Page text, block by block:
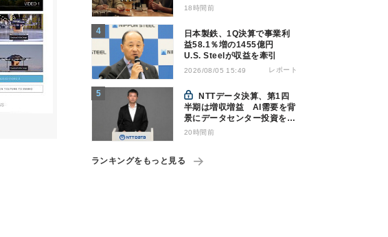
18時間前
日本製鉄、1Q決算で事業利
益58.1％増の1455億円
U.S. Steelが収益を牽引
2026/08/05 15:49 レポート
半期は増収増益 AI需要を背
景にデータセンター投資を加
速
20時間前
ランキングをもっと見る